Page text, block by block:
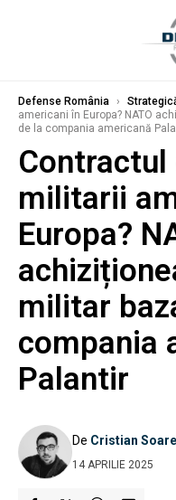
Defense România ›
americani în Europa? NATO
de la compania americană
militarii
Europa?
militar
compania
Palantir
De Cristian Soare
14 APRILIE 2025